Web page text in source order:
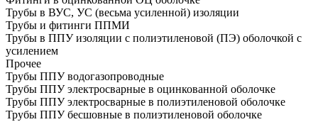
Трубы в ВУС, УС (весьма усиленной) изоляции
Трубы и фитинги ППМИ
Трубы в ППУ изоляции с полиэтиленовой (ПЭ) оболочкой с
усилением
Прочее
Трубы ППУ водогазопроводные
Трубы ППУ электросварные в оцинкованной оболочке
Трубы ППУ электросварные в полиэтиленовой оболочке
Трубы ППУ бесшовные в полиэтиленовой оболочке